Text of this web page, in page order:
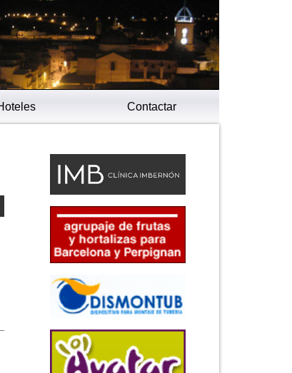
Contactar